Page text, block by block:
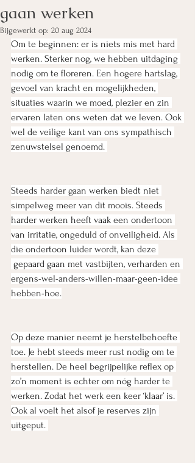
gaan werken
Bijgewerkt op: 20 aug 2024
Om te beginnen: er is niets mis met hard
werken. Sterker nog, we hebben uitdaging
nodig om te floreren. Een hogere hartslag,
gevoel van kracht en mogelijkheden,
situaties waarin we moed, plezier en zin
ervaren laten ons weten dat we leven. Ook
wel de veilige kant van ons sympathisch
zenuwstelsel genoemd.
Steeds harder gaan werken biedt niet
simpelweg meer van dit moois. Steeds
harder werken heeft vaak een ondertoon
van irritatie, ongeduld of onveiligheid. Als
die ondertoon luider wordt, kan deze
gepaard gaan met vastbijten, verharden en
ergens-wel-anders-willen-maar-geen-idee
hebben-hoe.
Op deze manier neemt je herstelbehoefte
toe. Je hebt steeds meer rust nodig om te
herstellen. De heel begrijpelijke reflex op
zo’n moment is echter om nóg harder te
werken. Zodat het werk een keer ‘klaar’ is.
Ook al voelt het alsof je reserves zijn
uitgeput.